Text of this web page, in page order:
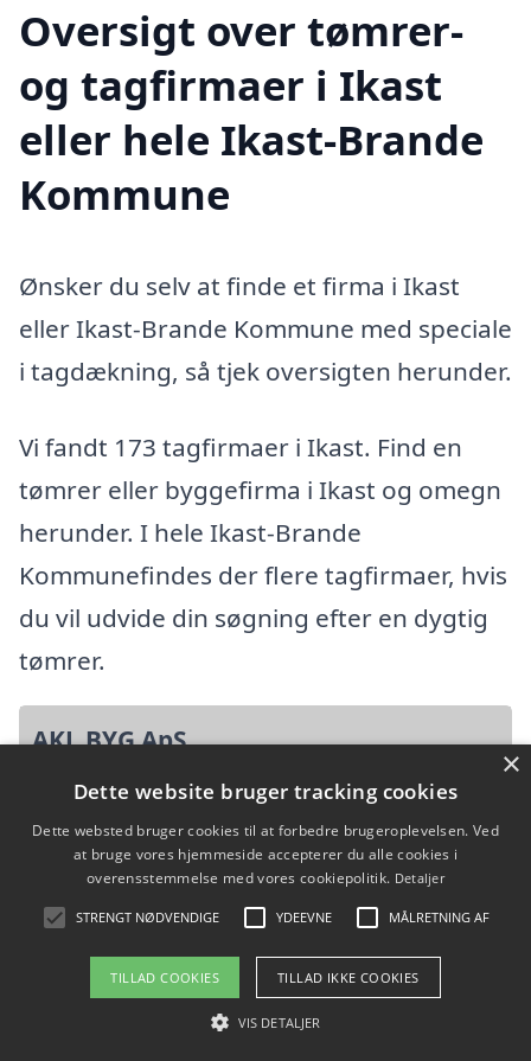
Oversigt over tømrer-
og tagfirmaer i Ikast
eller hele Ikast-Brande
Kommune
Ønsker du selv at finde et firma i Ikast
eller Ikast-Brande Kommune med speciale
i tagdækning, så tjek oversigten herunder.
Vi fandt 173 tagfirmaer i Ikast. Find en
tømrer eller byggefirma i Ikast og omegn
herunder. I hele Ikast-Brande
Kommunefindes der flere tagfirmaer, hvis
du vil udvide din søgning efter en dygtig
tømrer.
AKL BYG ApS
Vestergade 14, 7361 Ejstrupholm
Ansatte:
Startdato: 21. september 2023,
Virksomhedsform: Anpartsselskab
CVR: 44323354
×
Dette website bruger tracking cookies
Dette websted bruger cookies til at forbedre brugeroplevelsen. Ved
at bruge vores hjemmeside accepterer du alle cookies i
overensstemmelse med vores cookiepolitik. Detaljer
STRENGT NØDVENDIGE YDEEVNE MÅLRETNING AF
TILLAD COOKIES TILLAD IKKE COOKIES
VIS DETALJER